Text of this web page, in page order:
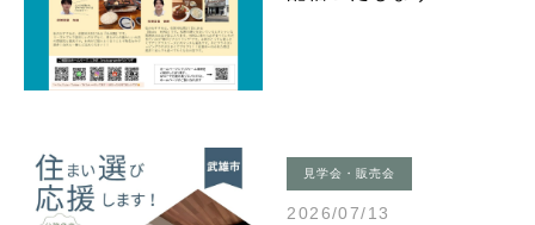
見学会・販売会
2026/07/13